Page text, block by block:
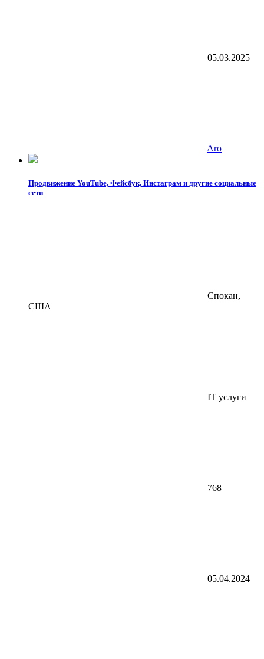
05.03.2025
Aro
Продвижение YouTube, Фейсбук, Инстаграм и другие социальные
сети
Спокан,
США
IT услуги
768
05.04.2024